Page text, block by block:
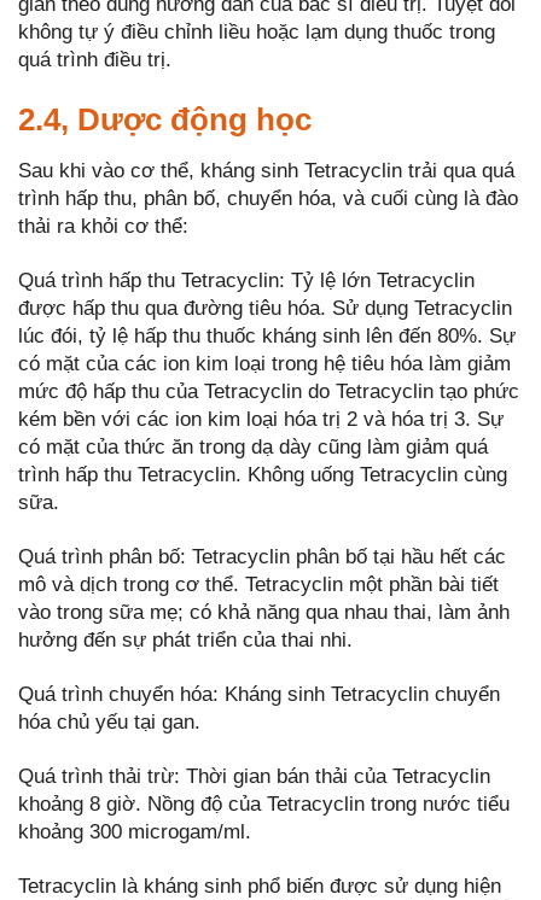
không tự ý điều chỉnh liều hoặc lạm dụng thuốc trong
quá trình điều trị.
2.4, Dược động học
Sau khi vào cơ thể, kháng sinh Tetracyclin trải qua quá
trình hấp thu, phân bố, chuyển hóa, và cuối cùng là đào
thải ra khỏi cơ thể:
Quá trình hấp thu Tetracyclin: Tỷ lệ lớn Tetracyclin
được hấp thu qua đường tiêu hóa. Sử dụng Tetracyclin
lúc đói, tỷ lệ hấp thu thuốc kháng sinh lên đến 80%. Sự
có mặt của các ion kim loại trong hệ tiêu hóa làm giảm
mức độ hấp thu của Tetracyclin do Tetracyclin tạo phức
kém bền với các ion kim loại hóa trị 2 và hóa trị 3. Sự
có mặt của thức ăn trong dạ dày cũng làm giảm quá
trình hấp thu Tetracyclin. Không uống Tetracyclin cùng
sữa.
Quá trình phân bố: Tetracyclin phân bố tại hầu hết các
mô và dịch trong cơ thể. Tetracyclin một phần bài tiết
vào trong sữa mẹ; có khả năng qua nhau thai, làm ảnh
hưởng đến sự phát triển của thai nhi.
Quá trình chuyển hóa: Kháng sinh Tetracyclin chuyển
hóa chủ yếu tại gan.
Quá trình thải trừ: Thời gian bán thải của Tetracyclin
khoảng 8 giờ. Nồng độ của Tetracyclin trong nước tiểu
khoảng 300 microgam/ml.
Tetracyclin là kháng sinh phổ biến được sử dụng hiện